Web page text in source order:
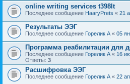
online writing services t398lt
Последнее сообщение HaaryPrets « 21
Результаты ЭЭГ
Последнее сообщение Горелик А « 05
Программа реабилитации для
Последнее сообщение Горелик А « 16
Ответы: 3
Расшифровка ЭЭГ
Последнее сообщение Горелик А « 22